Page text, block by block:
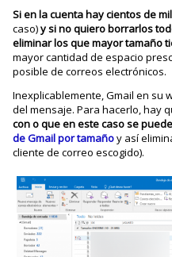
Si en la cuenta hay cientos de
caso)y si no quiero borrarlos
eliminar los que mayor tamaño
mayor cantidad de espacio
posible de correos electrónicos.
Inexplicablemente, Gmail en su
del mensaje. Para hacerlo, hay
con o que en este caso se
de Gmail por tamañoy así
cliente de correo escogido).